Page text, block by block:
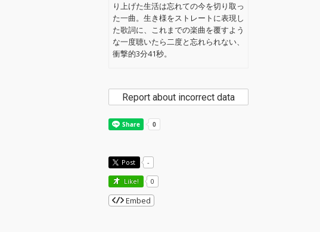
り上げた生活は忘れての今を切り取っ
た一曲。生き様をストレートに表現し
た歌詞に、これまでの楽曲を覆すよう
な一度聴いたら二度と忘れられない、
衝撃的3分41秒。
Report about incorrect data
Post -
Like! 0
Embed